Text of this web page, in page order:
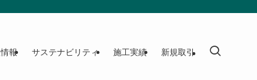
報 サステナビリティ 施工実績 新規取引